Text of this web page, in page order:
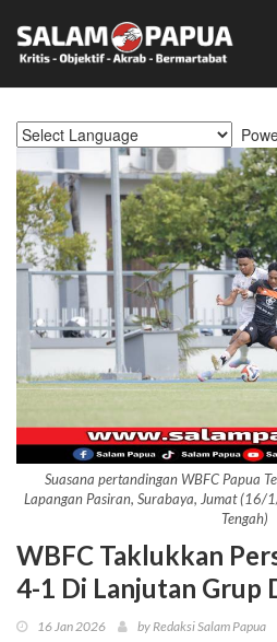
Suasana pertandingan WBFC Papua
Lapangan Pasiran, Surabaya, Jumat (16/
Tengah)
WBFC Taklukkan
4-1 Di Lanjutan Grup
16 Jan 2026 by Redaksi Salam Papua